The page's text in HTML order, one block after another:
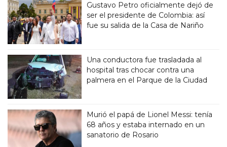
Gustavo Petro oficialmente dejó de
ser el presidente de Colombia: así
fue su salida de la Casa de Nariño
Una conductora fue trasladada al
hospital tras chocar contra una
palmera en el Parque de la Ciudad
Murió el papá de Lionel Messi: tenía
68 años y estaba internado en un
sanatorio de Rosario